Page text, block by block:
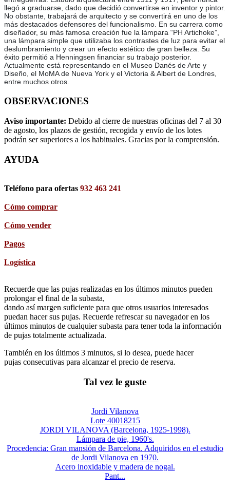
llegó a graduarse, dado que decidió convertirse en inventor y pintor.
No obstante, trabajará de arquitecto y se convertirá en uno de los
más destacados defensores del funcionalismo. En su carrera como
diseñador, su más famosa creación fue la lámpara “PH Artichoke”,
una lámpara simple que utilizaba los contrastes de luz para evitar el
deslumbramiento y crear un efecto estético de gran belleza. Su
éxito permitió a Henningsen financiar su trabajo posterior.
Actualmente está representando en el Museo Danés de Arte y
Diseño, el MoMA de Nueva York y el Victoria & Albert de Londres,
entre muchos otros.
OBSERVACIONES
Aviso importante: Debido al cierre de nuestras oficinas del 7 al 30
de agosto, los plazos de gestión, recogida y envío de los lotes
podrán ser superiores a los habituales. Gracias por la comprensión.
AYUDA
Teléfono para ofertas 932 463 241
Cómo comprar
Cómo vender
Pagos
Logística
Recuerde que las pujas realizadas en los últimos minutos pueden
prolongar el final de la subasta,
dando así margen suficiente para que otros usuarios interesados
puedan hacer sus pujas. Recuerde refrescar su navegador en los
últimos minutos de cualquier subasta para tener toda la información
de pujas totalmente actualizada.
También en los últimos 3 minutos, si lo desea, puede hacer
pujas consecutivas para alcanzar el precio de reserva.
Tal vez le guste
Jordi Vilanova
Lote 40018215
JORDI VILANOVA (Barcelona, 1925-1998).
Lámpara de pie, 1960's.
Procedencia: Gran mansión de Barcelona. Adquiridos en el estudio
de Jordi Vilanova en 1970.
Acero inoxidable y madera de nogal.
Pant...